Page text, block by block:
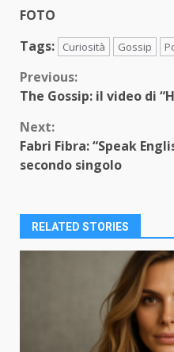
FOTO
Tags:
Curiosità Gossip
Continue
Reading
Previous:
The Gossip: il video di
Next:
Fabri Fibra: “Speak
secondo singolo
RELATED STORIES